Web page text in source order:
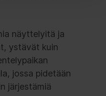
näyttelyitä ja
ystävät kuin
jossa pidetään
järjestämiä